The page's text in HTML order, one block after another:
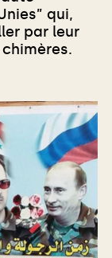
qui,
par leur